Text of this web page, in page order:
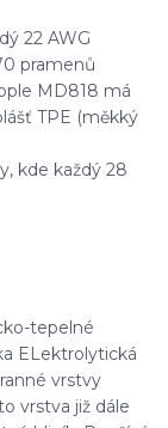
22 AWG
pramenů
MD818 má
TPE (měkký
kde každý 28
tepelné
ELektrolytická
vrstvy
vrstva již dále